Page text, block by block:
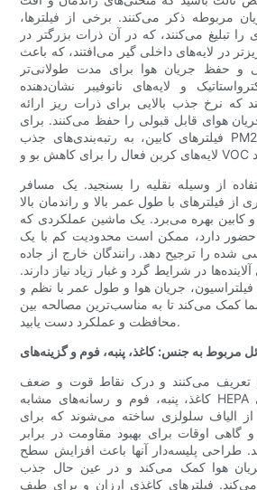
مربوطه ذکر می‌کنند. برخی از فیلترها،
را تبلیغ می‌کنند، که در آن ذرات بزرگتر در
در لایه‌های داخلی گیر می‌افتند، که باعث
و حفظ جریان هوا برای مدت طولانی‌تر
و لایه‌های نانوفیبر نشان‌دهنده
که نرخ جذب بالایی برای ذرات ریز ارائه
هوای قابل قبولی را حفظ می‌کنند. برای
فیلترهای کابین، به رتبه‌بندی‌های جذب PM2.5 و گرده توجه کنید و
از وسیله نقلیه را بسنجید. یک مسافر
فیلترهای با طول عمر بالا و راندمان بالا
کابین بهره می‌برد. یک ماشین عملکردی که
حضور دارد، ممکن است محدودیت کم با یک
شده را ترجیح دهد. رانندگان خارج از جاده
در شرایط گرد و غبار زیاد نیاز دارند.
فیلتراسیون، جریان هوا و طول عمر با نظم و
کمک می‌کند تا به مناسب‌ترین مصالحه بین
محافظت و عملکرد دست یابید.
را تعریف می‌کنند و درک نقاط قوت و ضعف
کاغذ، پنبه، فوم و رسانه‌های مشابه HEPA ضروری است. فیلترهای
از الیاف سلولزی ساخته می‌شوند که برای
گاهی اوقات برای بهبود مقاومت در برابر
پلیسه‌دار آنها باعث افزایش سطح
هوا کمک می‌کند و در عین حال جذب
فیلترهای کاغذی ارزان و برای طیف